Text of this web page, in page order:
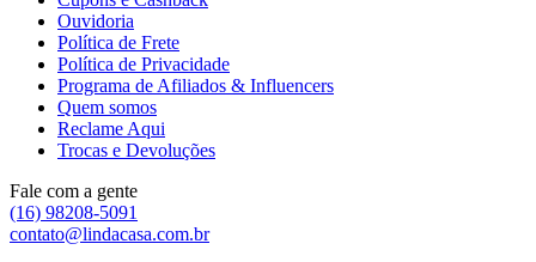
Ouvidoria
Política de Frete
Política de Privacidade
Programa de Afiliados & Influencers
Quem somos
Reclame Aqui
Trocas e Devoluções
Fale com a gente
(16) 98208-5091
contato@lindacasa.com.br